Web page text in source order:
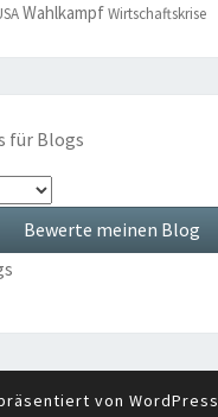
WahlkampfWirtschaftskrise
von WordPress